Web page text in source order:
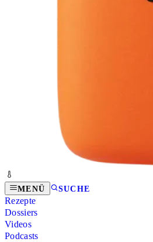
MENÜ SUCHE
Rezepte
Dossiers
Videos
Podcasts